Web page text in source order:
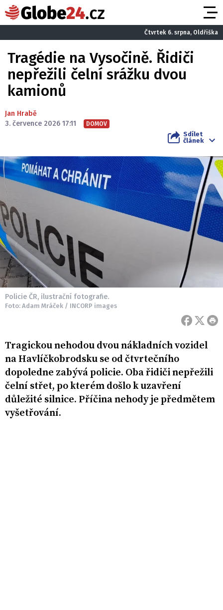
Čtvrtek 6. srpna, Oldřiška
Tragédie na Vysočině. Řidiči
nepřežili čelní srážku dvou
kamionů
Jan Hrabě
3. července 2026 17:11
DOMOV
Sdílet
článek
Policie ČR, ilustrační fotografie.
Foto: Adam Mráček / INCORP images
Tragickou nehodou dvou nákladních vozidel
na Havlíčkobrodsku se od čtvrtečního
dopoledne zabývá policie. Oba řidiči nepřežili
čelní střet, po kterém došlo k uzavření
důležité silnice. Příčina nehody je předmětem
vyšetřování.